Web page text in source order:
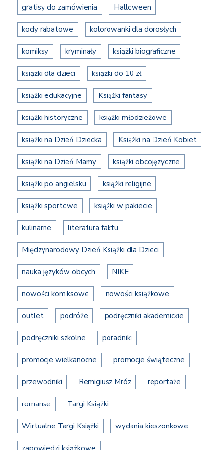
gratisy do zamówienia Halloween
kody rabatowe kolorowanki dla dorosłych
komiksy kryminały książki biograficzne
książki dla dzieci książki do 10 zł
książki edukacyjne Książki fantasy
książki historyczne książki młodzieżowe
książki na Dzień Dziecka Książki na Dzień Kobiet
książki na Dzień Mamy książki obcojęzyczne
książki po angielsku książki religijne
książki sportowe książki w pakiecie
kulinarne literatura faktu
Międzynarodowy Dzień Książki dla Dzieci
nauka języków obcych NIKE
nowości komiksowe nowości książkowe
outlet podróże podręczniki akademickie
podręczniki szkolne poradniki
promocje wielkanocne promocje świąteczne
przewodniki Remigiusz Mróz reportaże
romanse Targi Książki
Wirtualne Targi Książki wydania kieszonkowe
zapowiedzi książkowe